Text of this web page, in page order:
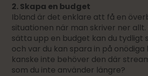
2. Skapa en budget
Ibland är det enklare att få en
situationen när man skriver ner
sätta upp en budget kan du tydligt
och var du kan spara in på onödiga
kanske inte behöver den där
som du inte använder längre?